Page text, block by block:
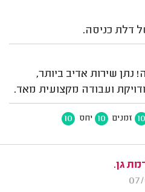
דלת כניסה.
נתן שירות אדיב ביותר,
ועבודה מקצועית מאד.
10 זמנים 10 יחס 10
גן.